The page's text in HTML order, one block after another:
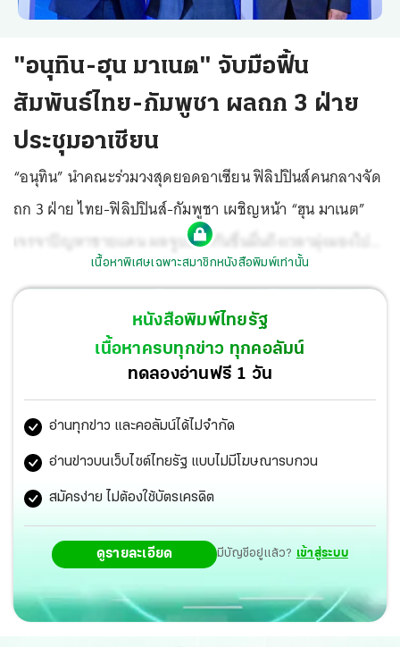
"อนุทิน-ฮุน มาเนต" จับมือฟื้น
สัมพันธ์ไทย-กัมพูชา ผลถก 3 ฝ่าย
ประชุมอาเซียน
“อนุทิน” นำคณะร่วมวงสุดยอดอาเซียน ฟิลิปปินส์คนกลางจัด
ถก 3 ฝ่าย ไทย-ฟิลิปปินส์-กัมพูชา เผชิญหน้า “ฮุน มาเนต”
เจรจาปัญหาชายแดน ผลจูบปากกันชื่นมื่นถึงเวลามุ่งมองไป
ข้างหน้า ปมพิพาททางบก-ทางทะเลค่อยๆแก้ไข ฟื้นสัมพันธ์
ทวิภาคี แซะ ปชป.เคยกู้เท่ากันเป๊ะ 4 แสนล้านทำไขสือ“อาม่า”
กว้านซื้อที่ 500 ไร่ รอรับโชคแลนด์บริดจ์ มติปชน.ยกร่าง
คำร้องยื่นศาล รธน. ตีความ “จำเป็นเร่งด่วน” “ศิริกัญญา” ตั้ง
กระทู้เดือดตีเช็คเปล่า“ภราดร” ฉุนตั้งข้อหารุนแรงไป “สิงห์
น้ำเงิน” งัดกฎหมายล่อกลับ “ภูมิธรรม” “อิ๊งค์” ดีใจเยี่ยมพ่อ
ผ่านลูกกรงครั้งสุดท้าย รอรับพักโทษ 11 พ.ค.
เนื้อหาพิเศษเฉพาะสมาชิกหนังสือพิมพ์เท่านั้น
หนังสือพิมพ์ไทยรัฐ
เนื้อหาครบทุกข่าว ทุกคอลัมน์
ทดลองอ่านฟรี 1 วัน
อ่านทุกข่าว และคอลัมน์ได้ไม่จำกัด
อ่านข่าวบนเว็บไซต์ไทยรัฐ แบบไม่มีโฆษณารบกวน
สมัครง่าย ไม่ต้องใช้บัตรเครดิต
ดูรายละเอียด มีบัญชีอยู่แล้ว? เข้าสู่ระบบ